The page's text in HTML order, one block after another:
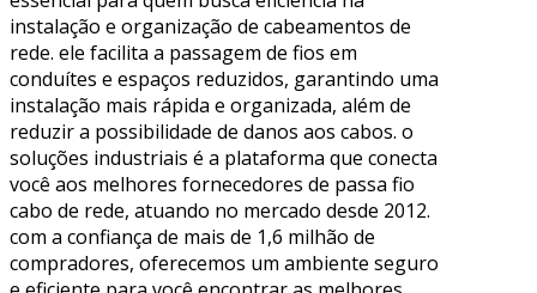
instalação e organização de cabeamentos de
rede. ele facilita a passagem de fios em
conduítes e espaços reduzidos, garantindo uma
instalação mais rápida e organizada, além de
reduzir a possibilidade de danos aos cabos. o
soluções industriais é a plataforma que conecta
você aos melhores fornecedores de passa fio
cabo de rede, atuando no mercado desde 2012.
com a confiança de mais de 1,6 milhão de
compradores, oferecemos um ambiente seguro